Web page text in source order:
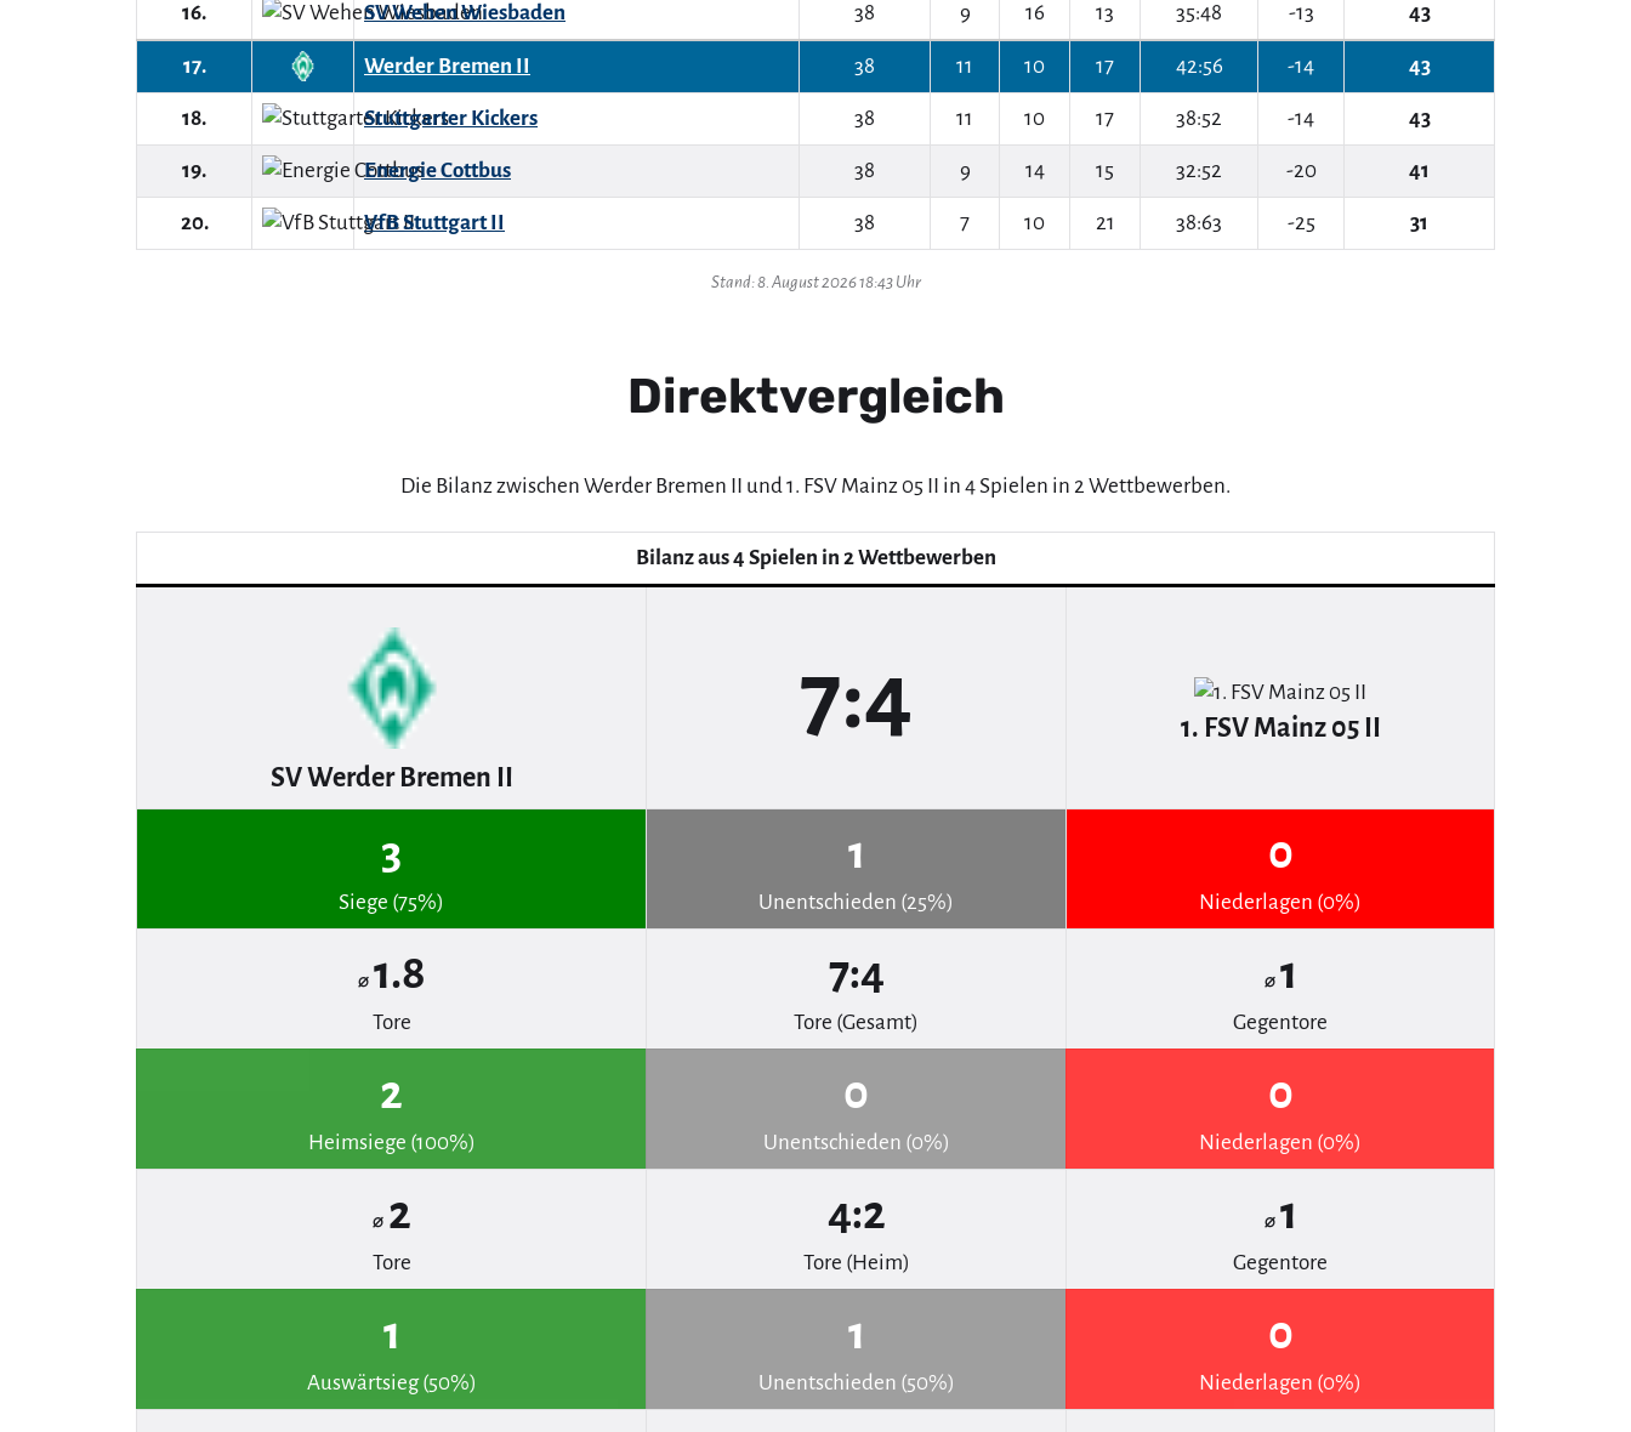
16. SV Wehen Wiesbaden 38 9 16 13 35:48 -13 43
17. Werder Bremen II 38 11 10 17 42:56 -14 43
18. Stuttgarter Kickers 38 11 10 17 38:52 -14 43
19. Energie Cottbus 38 9 14 15 32:52 -20 41
20. VfB Stuttgart II 38 7 10 21 38:63 -25 31
Stand: 8. August 2026 18:43 Uhr
Direktvergleich
Die Bilanz zwischen Werder Bremen II und 1. FSV Mainz 05 II in 4 Spielen in 2 Wettbewerben.
Bilanz aus 4 Spielen in 2 Wettbewerben
SV Werder Bremen II
7:4 1. FSV Mainz 05 II
3
Siege (75%)
1
Unentschieden (25%)
0
Niederlagen (0%)
⌀ 1.8
Tore
7:4
Tore (Gesamt)
⌀ 1
Gegentore
2
Heimsiege (100%)
0
Unentschieden (0%)
0
Niederlagen (0%)
⌀ 2
Tore
4:2
Tore (Heim)
⌀ 1
Gegentore
1
Auswärtsieg (50%)
1
Unentschieden (50%)
0
Niederlagen (0%)